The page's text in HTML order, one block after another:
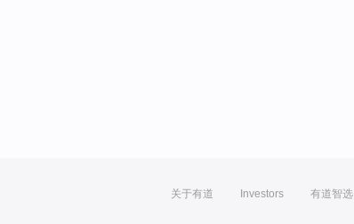
关于有道 Investors 有道智选